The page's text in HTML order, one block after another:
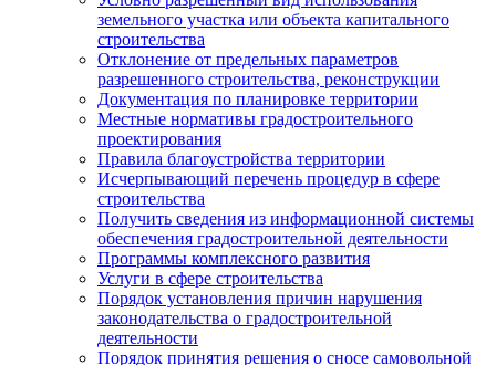
земельного участка или объекта капитального
строительства
Отклонение от предельных параметров
разрешенного строительства, реконструкции
Документация по планировке территории
Местные нормативы градостроительного
проектирования
Правила благоустройства территории
Исчерпывающий перечень процедур в сфере
строительства
Получить сведения из информационной системы
обеспечения градостроительной деятельности
Программы комплексного развития
Услуги в сфере строительства
Порядок установления причин нарушения
законодательства о градостроительной
деятельности
Порядок принятия решения о сносе самовольной